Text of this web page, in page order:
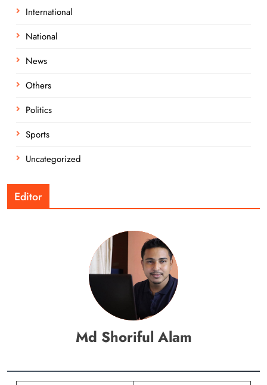
International
National
News
Others
Politics
Sports
Uncategorized
Editor
Md Shoriful Alam